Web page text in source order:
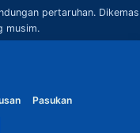
pertaruhan. Dikemas
musim.
Pasukan